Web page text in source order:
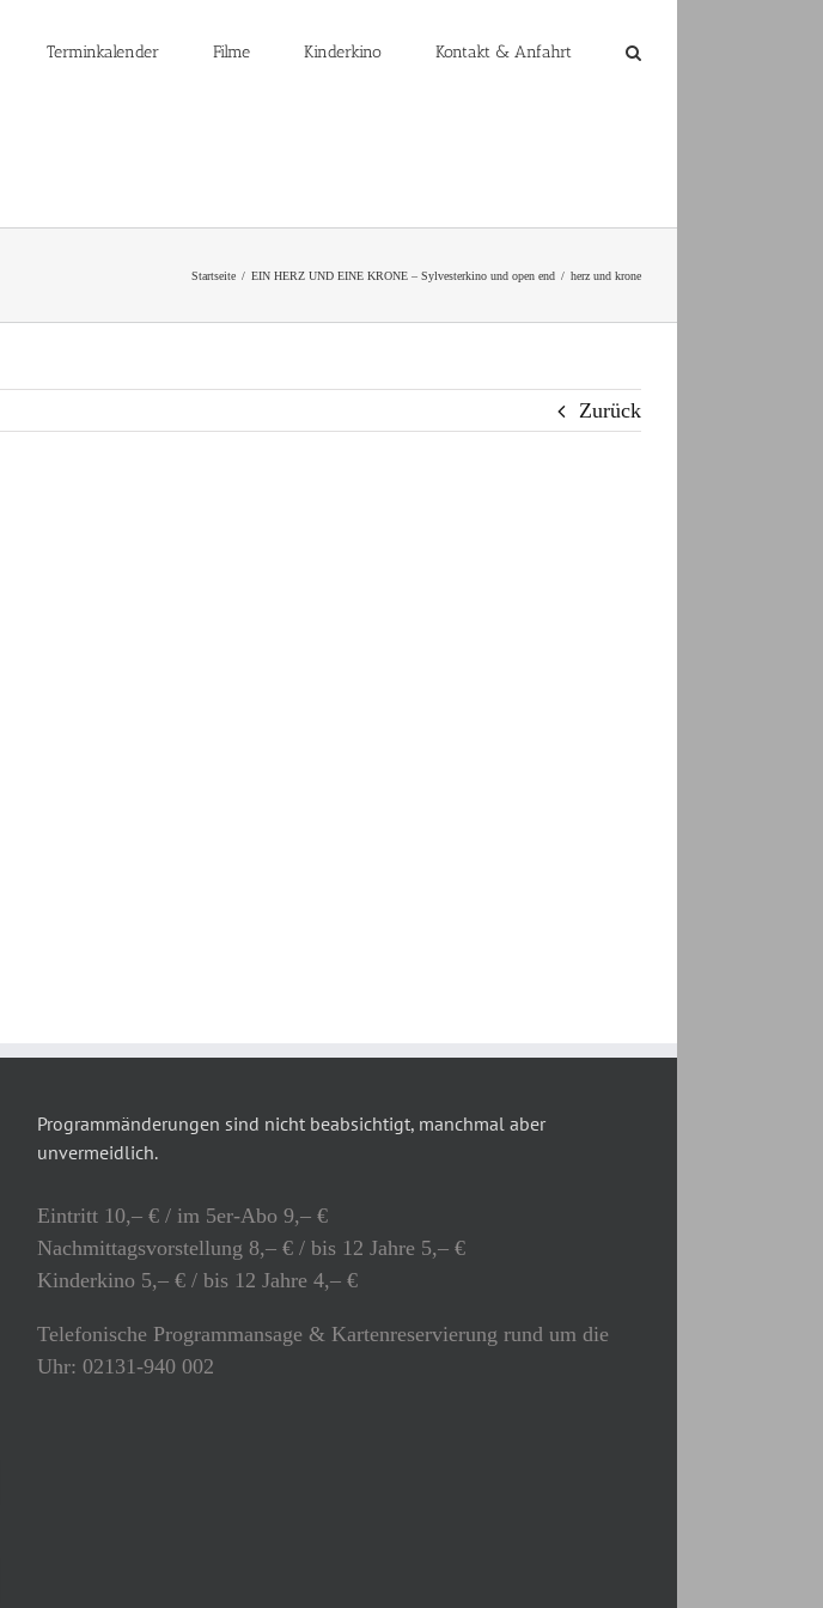
Terminkalender Filme Kinderkino Kontakt & Anfahrt
Startseite EIN HERZ UND EINE KRONE – Sylvesterkino und open end herz und krone
Zurück
Programmänderungen sind nicht beabsichtigt, manchmal aber
unvermeidlich.
Eintritt 10,– € / im 5er-Abo 9,– €
Nachmittagsvorstellung 8,– € / bis 12 Jahre 5,– €
Kinderkino 5,– € / bis 12 Jahre 4,– €
Telefonische Programmansage & Kartenreservierung rund um die
Uhr: 02131-940 002